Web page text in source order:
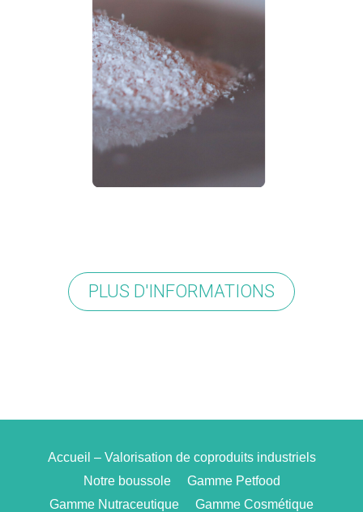
PLUS D'INFORMATIONS
Accueil – Valorisation de coproduits industriels
Notre boussole
Gamme Petfood
Gamme Nutraceutique
Gamme Cosmétique